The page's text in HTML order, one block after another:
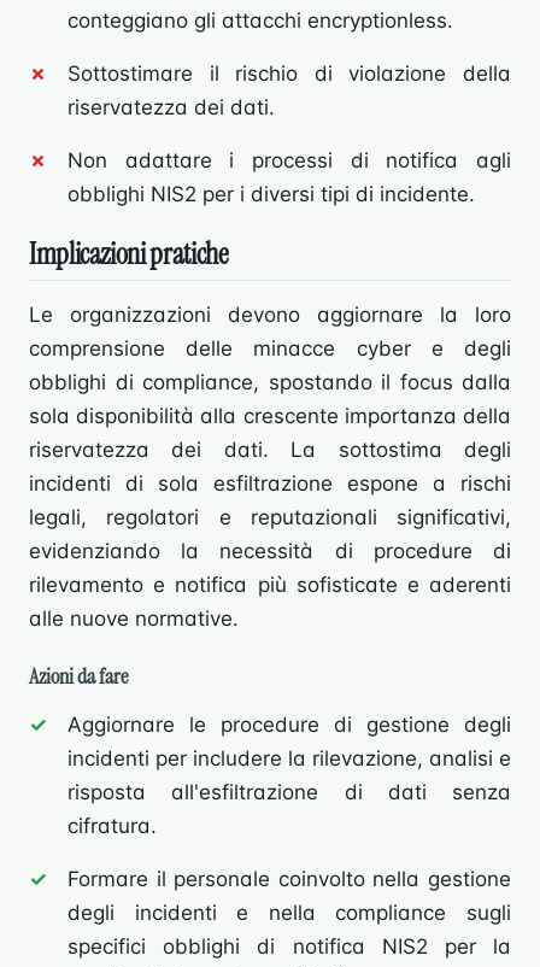
conteggiano gli attacchi encryptionless.
Sottostimare il rischio di violazione della
riservatezza dei dati.
Non adattare i processi di notifica agli
obblighi NIS2 per i diversi tipi di incidente.
Implicazioni pratiche
Le organizzazioni devono aggiornare la loro
comprensione delle minacce cyber e degli
obblighi di compliance, spostando il focus dalla
sola disponibilità alla crescente importanza della
riservatezza dei dati. La sottostima degli
incidenti di sola esfiltrazione espone a rischi
legali, regolatori e reputazionali significativi,
evidenziando la necessità di procedure di
rilevamento e notifica più sofisticate e aderenti
alle nuove normative.
Azioni da fare
Aggiornare le procedure di gestione degli
incidenti per includere la rilevazione, analisi e
risposta all'esfiltrazione di dati senza
cifratura.
Formare il personale coinvolto nella gestione
degli incidenti e nella compliance sugli
specifici obblighi di notifica NIS2 per la